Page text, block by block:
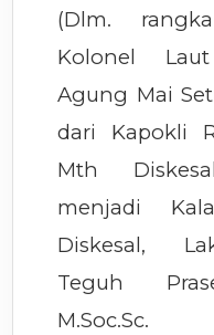
(Dlm.
Kolonel
Agung Mai
dari Kapokli
Mth
menjadi
Diskesal,
Teguh